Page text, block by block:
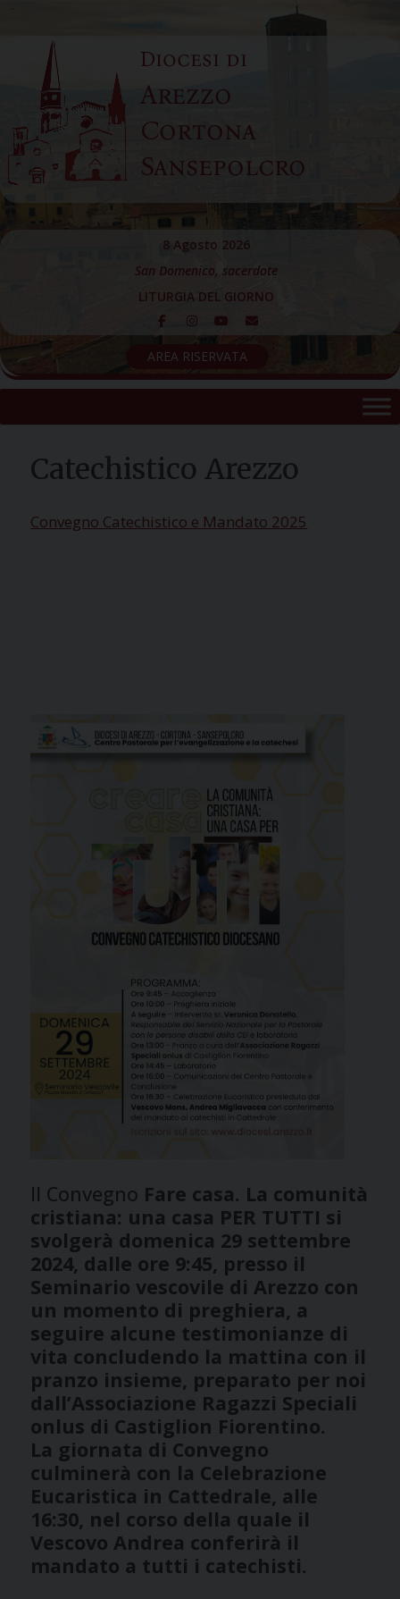
content
Diocesi di
Arezzo
Cortona
Sansepolcro
8 Agosto 2026
San Domenico, sacerdote
LITURGIA DEL GIORNO
AREA RISERVATA
Catechistico Arezzo
Convegno Catechistico e Mandato 2025
Il Convegno Fare casa. La comunità
cristiana: una casa PER TUTTI si
svolgerà domenica 29 settembre
2024, dalle ore 9:45, presso il
Seminario vescovile di Arezzo con
un momento di preghiera, a
seguire alcune testimonianze di
vita concludendo la mattina con il
pranzo insieme, preparato per noi
dall’Associazione Ragazzi Speciali
onlus di Castiglion Fiorentino.
La giornata di Convegno
culminerà con la Celebrazione
Eucaristica in Cattedrale, alle
16:30, nel corso della quale il
Vescovo Andrea conferirà il
mandato a tutti i catechisti.